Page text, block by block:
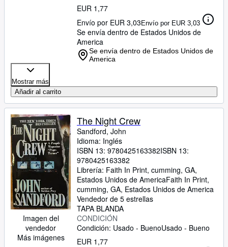
EUR 1,77
Envío por EUR 3,03Envío por EUR 3,03
Se envía dentro de Estados Unidos de
America
Se envía dentro de Estados Unidos de
America
Mostrar más
Añadir al carrito
Imagen del
vendedor
Más imágenes
The Night Crew
Sandford, John
Idioma: Inglés
ISBN 13: 9780425163382ISBN 13:
9780425163382
Librería: Faith In Print, cumming, GA,
Estados Unidos de AmericaFaith In Print,
cumming, GA, Estados Unidos de America
Vendedor de 5 estrellas
TAPA BLANDA
CONDICIÓN
Condición: Usado - BuenoUsado - Bueno
EUR 1,77